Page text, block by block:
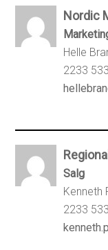
Nordic
Helle
2233
Salg
Kenneth
2233